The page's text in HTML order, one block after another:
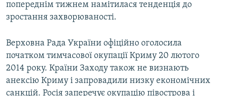
попереднім тижнем намітилася тенденція до
зростання захворюваності.
Верховна Рада України офіційно оголосила
початком тимчасової окупації Криму 20 лютого
2014 року. Країни Заходу також не визнають
анексію Криму і запровадили низку економічних
санкцій. Росія заперечує окупацію півострова і